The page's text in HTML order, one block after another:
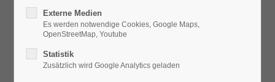
Externe Medien
Es werden notwendige Cookies, Google Maps,
OpenStreetMap, Youtube
Statistik
Zusätzlich wird Google Analytics geladen